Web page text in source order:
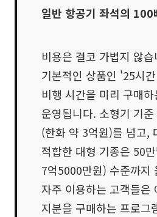
일반 항공기 좌석의 100
비용은 결코 가볍지 않
기본적인 상품인 '25시
비행 시간을 미리 구매
운영됩니다. 소형기 기
(한화 약 3억원)를 넘고,
적합한 대형 기종은 50
7억5000만원) 수준까지
자주 이용하는 고객들은
지분을 구매하는 프로그